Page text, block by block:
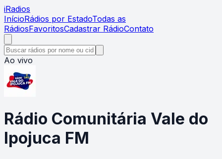
iRadios
InícioRádios por EstadoTodas as
RádiosFavoritosCadastrar RádioContato
Ao vivo
Rádio Comunitária Vale do
Ipojuca FM